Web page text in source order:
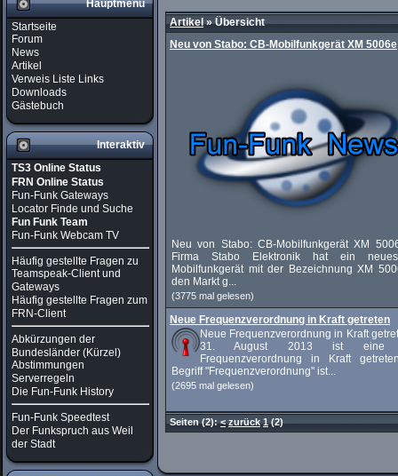
Hauptmenü
Startseite
Forum
News
Artikel
Verweis Liste Links
Downloads
Gästebuch
Interaktiv
TS3 Online Status
FRN Online Status
Fun-Funk Gateways
Locator Finde und Suche
Fun Funk Team
Fun-Funk Webcam TV
Häufig gestellte Fragen zu
Teamspeak-Client und
Gateways
Häufig gestellte Fragen zum
FRN-Client
Abkürzungen der
Bundesländer (Kürzel)
Abstimmungen
Serverregeln
Die Fun-Funk History
Fun-Funk Speedtest
Der Funkspruch aus Weil
der Stadt
Artikel»Übersicht
Neu von Stabo: CB-Mobilfunkgerät XM 5006e
Neu von Stabo: CB-Mobilfunkgerät XM
Firma Stabo Elektronik hat ein
Mobilfunkgerät mit der Bezeichnung XM
den Markt g...
(3775 mal gelesen)
Neue Frequenzverordnung in Kraft getreten
Neue Frequenzverordnung in Kraft
31. August 2013 ist eine
Frequenzverordnung in Kraft
Begriff "Frequenzverordnung" ist...
(2695 mal gelesen)
Seiten(2):< zurück 1 (2)